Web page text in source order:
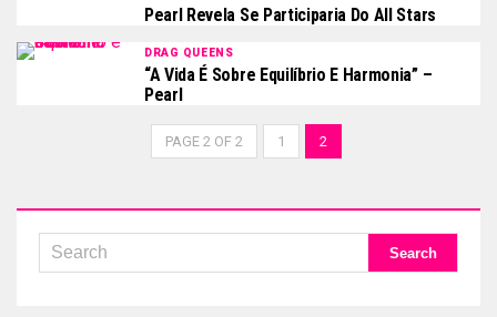
Pearl Revela Se Participaria Do All Stars
DRAG QUEENS
“A Vida É Sobre Equilíbrio E Harmonia” –
Pearl
PAGE 2 OF 2 1 2